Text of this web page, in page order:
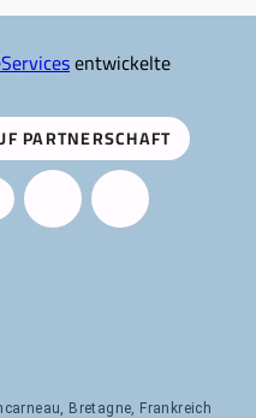
entwickelte
PARTNERSCHAFT
Bretagne, Frankreich